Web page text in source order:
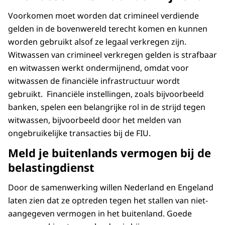
Voorkomen moet worden dat crimineel verdiende
gelden in de bovenwereld terecht komen en kunnen
worden gebruikt alsof ze legaal verkregen zijn.
Witwassen van crimineel verkregen gelden is strafbaar
en witwassen werkt ondermijnend, omdat voor
witwassen de financiële infrastructuur wordt
gebruikt. Financiële instellingen, zoals bijvoorbeeld
banken, spelen een belangrijke rol in de strijd tegen
witwassen, bijvoorbeeld door het melden van
ongebruikelijke transacties bij de FIU.
Meld je buitenlands vermogen bij de
belastingdienst
Door de samenwerking willen Nederland en Engeland
laten zien dat ze optreden tegen het stallen van niet-
aangegeven vermogen in het buitenland. Goede